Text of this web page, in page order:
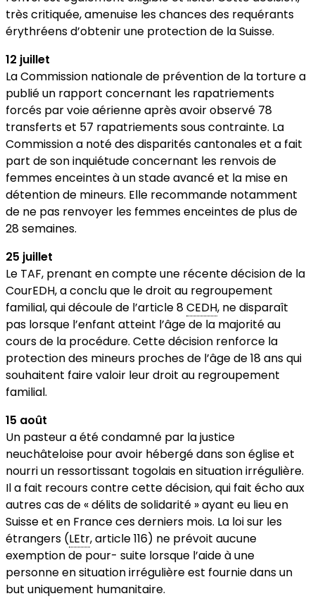
très critiquée, amenuise les chances des requérants
érythréens d’obtenir une protection de la Suisse.
12 juillet
La Commission nationale de prévention de la torture a
publié un rapport concernant les rapatriements
forcés par voie aérienne après avoir observé 78
transferts et 57 rapatriements sous contrainte. La
Commission a noté des disparités cantonales et a fait
part de son inquiétude concernant les renvois de
femmes enceintes à un stade avancé et la mise en
détention de mineurs. Elle recommande notamment
de ne pas renvoyer les femmes enceintes de plus de
28 semaines.
25 juillet
Le TAF, prenant en compte une récente décision de la
CourEDH, a conclu que le droit au regroupement
familial, qui découle de l’article 8CEDH, ne disparaît
pas lorsque l’enfant atteint l’âge de la majorité au
cours de la procédure. Cette décision renforce la
protection des mineurs proches de l’âge de 18 ans qui
souhaitent faire valoir leur droit au regroupement
familial.
15 août
Un pasteur a été condamné par la justice
neuchâteloise pour avoir hébergé dans son église et
nourri un ressortissant togolais en situation irrégulière.
Il a fait recours contre cette décision, qui fait écho aux
autres cas de « délits de solidarité » ayant eu lieu en
Suisse et en France ces derniers mois. La loi sur les
étrangers (LEtr, article 116) ne prévoit aucune
exemption de pour- suite lorsque l’aide à une
personne en situation irrégulière est fournie dans un
but uniquement humanitaire.